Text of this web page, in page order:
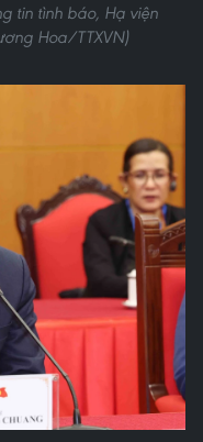
tin tình báo, Hạ viện
Hoa/TTXVN)